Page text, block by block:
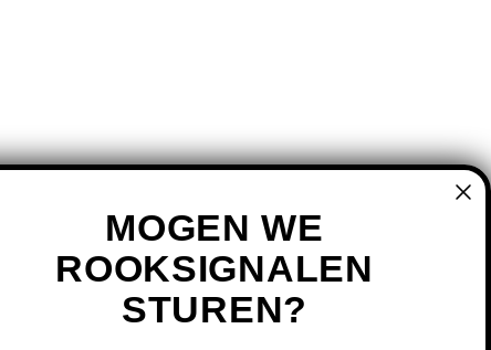
MIJN ACCOUNT
MOGEN WE
ROOKSIGNALEN
STUREN?